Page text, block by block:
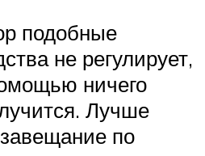
подобные
не регулирует,
ничего
Лучше
по